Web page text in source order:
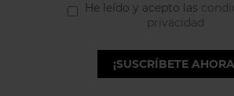
He leído y acepto las
privacidad
¡SUSCRÍBETE